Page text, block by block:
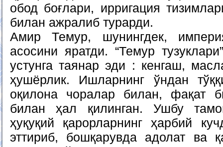
обод боғлари, ирригация
билан ажралиб турарди.
Амир Темур, шунингдек,
асосини яратди. “Темур
устунга таянар эди : кенгаш,
ҳушёрлик. Ишларнинг ўндан
оқилона чоралар билан, фақат
билан ҳал қилинган. Ушбу
ҳуқуқий қарорларнинг ҳарбий
эттириб, бошқарувда адолат ва